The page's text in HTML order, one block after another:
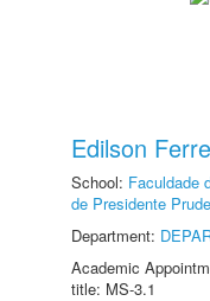
Edilson
School: Faculdade
de Presidente
Department:
Academic
title: MS-3.1